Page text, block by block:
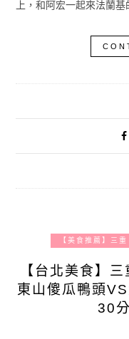
上，和阿宏一起來法蘭
【美食推薦】三
【台北美食】
東山傻瓜鴨頭
30